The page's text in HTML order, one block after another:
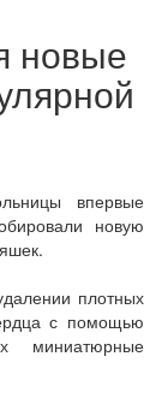
новые
впервые
новую
плотных
с помощью
миниатюрные